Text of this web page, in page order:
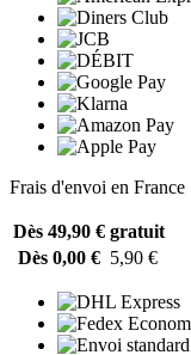
Frais d'envoi en France
Dès 49,90 € gratuit
Dès 0,00 € 5,90 €